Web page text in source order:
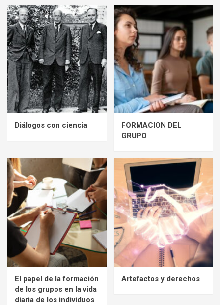
Diálogos con ciencia
FORMACIÓN DEL
GRUPO
El papel de la formación
de los grupos en la vida
diaria de los individuos
Artefactos y derechos